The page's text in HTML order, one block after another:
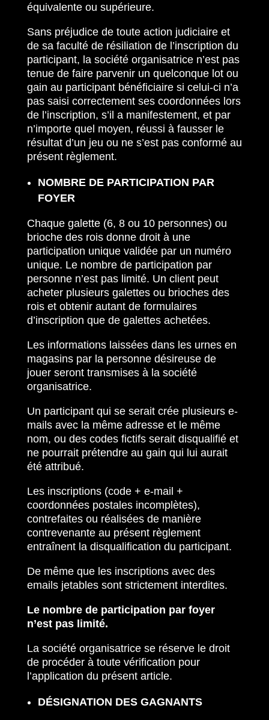
équivalente ou supérieure.
Sans préjudice de toute action judiciaire et
de sa faculté de résiliation de l’inscription du
participant, la société organisatrice n’est pas
tenue de faire parvenir un quelconque lot ou
gain au participant bénéficiaire si celui-ci n’a
pas saisi correctement ses coordonnées lors
de l’inscription, s’il a manifestement, et par
n’importe quel moyen, réussi à fausser le
résultat d’un jeu ou ne s’est pas conformé au
présent règlement.
NOMBRE DE PARTICIPATION PAR
FOYER
Chaque galette (6, 8 ou 10 personnes) ou
brioche des rois donne droit à une
participation unique validée par un numéro
unique. Le nombre de participation par
personne n’est pas limité. Un client peut
acheter plusieurs galettes ou brioches des
rois et obtenir autant de formulaires
d’inscription que de galettes achetées.
Les informations laissées dans les urnes en
magasins par la personne désireuse de
jouer seront transmises à la société
organisatrice.
Un participant qui se serait crée plusieurs e-
mails avec la même adresse et le même
nom, ou des codes fictifs serait disqualifié et
ne pourrait prétendre au gain qui lui aurait
été attribué.
Les inscriptions (code + e-mail +
coordonnées postales incomplètes),
contrefaites ou réalisées de manière
contrevenante au présent règlement
entraînent la disqualification du participant.
De même que les inscriptions avec des
emails jetables sont strictement interdites.
Le nombre de participation par foyer
n’est pas limité.
La société organisatrice se réserve le droit
de procéder à toute vérification pour
l’application du présent article.
DÉSIGNATION DES GAGNANTS